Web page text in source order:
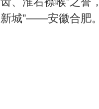
新城”——安徽合肥